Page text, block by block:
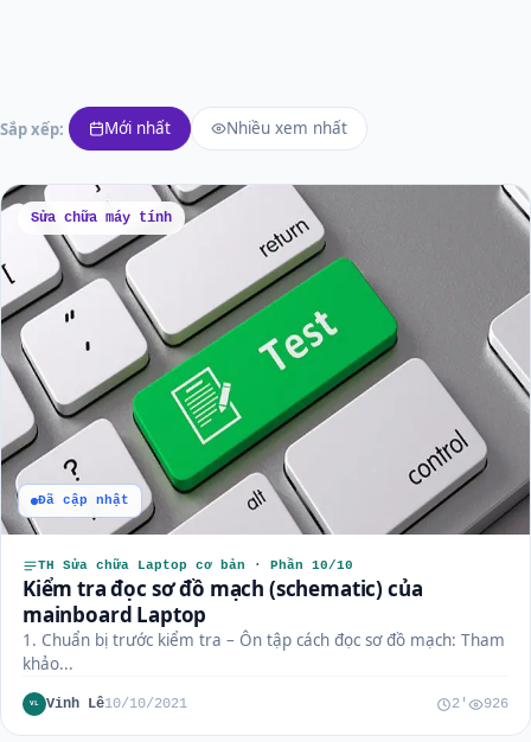
Sắp xếp: Mới nhất Nhiều xem nhất
Sửa chữa máy tính
Đã cập nhật
TH Sửa chữa Laptop cơ bản · Phần 10/10
Kiểm tra đọc sơ đồ mạch (schematic) của
mainboard Laptop
1. Chuẩn bị trước kiểm tra – Ôn tập cách đọc sơ đồ mạch: Tham
khảo...
VL Vinh Lê10/10/2021 2' 926